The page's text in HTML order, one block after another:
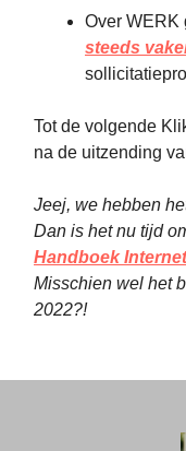
Over WERK
steeds
Tot de volgende
na de uitzending
Jeej, we hebben
Dan is het nu tijd
Handboek
Misschien wel het
2022?!